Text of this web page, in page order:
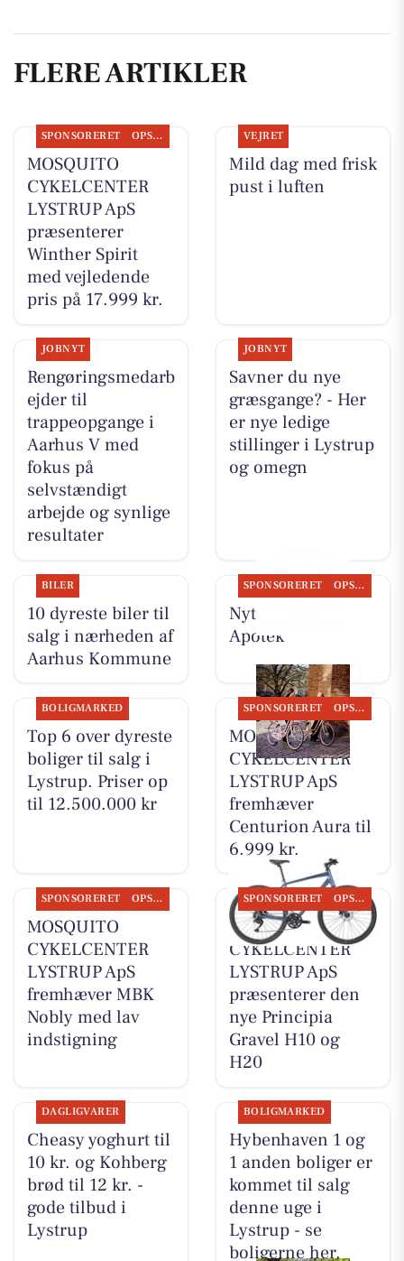
FLERE ARTIKLER
SPONSORERET OPSLAGSTAVLEN
MOSQUITO
CYKELCENTER
LYSTRUP ApS
præsenterer
Winther Spirit
med vejledende
pris på 17.999 kr.
VEJRET
Mild dag med frisk
pust i luften
JOBNYT
Rengøringsmedarb
ejder til
trappeopgange i
Aarhus V med
fokus på
selvstændigt
arbejde og synlige
resultater
JOBNYT
Savner du nye
græsgange? - Her
er nye ledige
stillinger i Lystrup
og omegn
BILER
10 dyreste biler til
salg i nærheden af
Aarhus Kommune
SPONSORERET OPSLAGSTAVLEN
Nyt fra Lystrup
Apotek
BOLIGMARKED
Top 6 over dyreste
boliger til salg i
Lystrup. Priser op
til 12.500.000 kr
SPONSORERET OPSLAGSTAVLEN
MOSQUITO
CYKELCENTER
LYSTRUP ApS
fremhæver
Centurion Aura til
6.999 kr.
SPONSORERET OPSLAGSTAVLEN
MOSQUITO
CYKELCENTER
LYSTRUP ApS
fremhæver MBK
Nobly med lav
indstigning
SPONSORERET OPSLAGSTAVLEN
MOSQUITO
CYKELCENTER
LYSTRUP ApS
præsenterer den
nye Principia
Gravel H10 og
H20
DAGLIGVARER
Cheasy yoghurt til
10 kr. og Kohberg
brød til 12 kr. -
gode tilbud i
Lystrup
BOLIGMARKED
Hybenhaven 1 og
1 anden boliger er
kommet til salg
denne uge i
Lystrup - se
boligerne her.